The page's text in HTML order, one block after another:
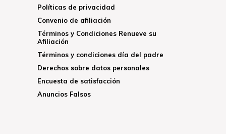
Políticas de privacidad
Convenio de afiliación
Términos y Condiciones Renueve su
Afiliación
Términos y condiciones día del padre
Derechos sobre datos personales
Encuesta de satisfacción
Anuncios Falsos